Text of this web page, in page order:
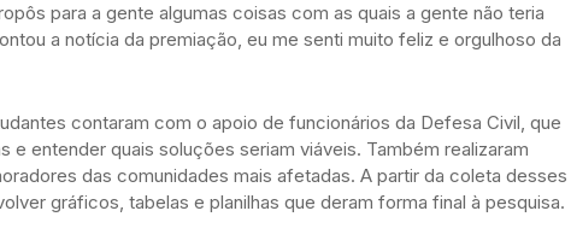
para a gente algumas coisas com as quais a gente não teria
a notícia da premiação, eu me senti muito feliz e orgulhoso da
contaram com o apoio de funcionários da Defesa Civil, que
e entender quais soluções seriam viáveis. Também realizaram
das comunidades mais afetadas. A partir da coleta desses
gráficos, tabelas e planilhas que deram forma final à pesquisa.